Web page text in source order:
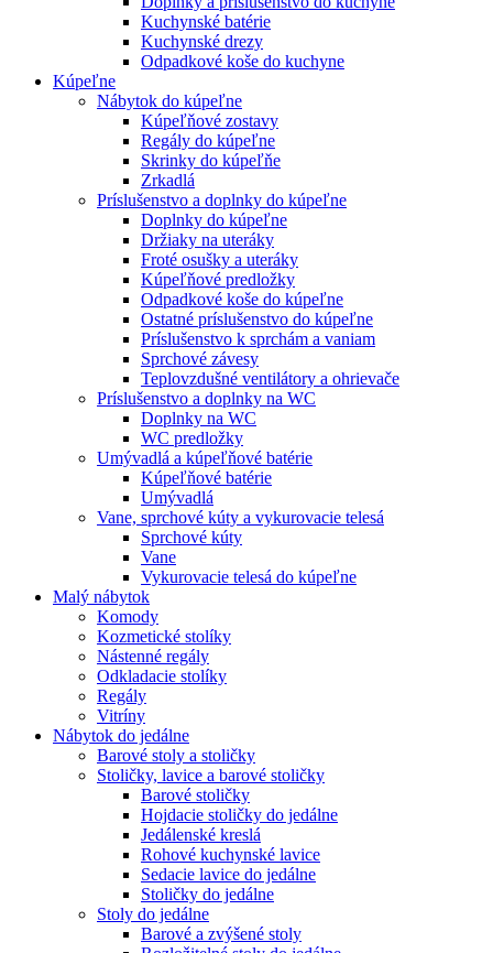
Kuchynské batérie
Kuchynské drezy
Odpadkové koše do kuchyne
Kúpeľne
Nábytok do kúpeľne
Kúpeľňové zostavy
Regály do kúpeľne
Skrinky do kúpeľňe
Zrkadlá
Príslušenstvo a doplnky do kúpeľne
Doplnky do kúpeľne
Držiaky na uteráky
Froté osušky a uteráky
Kúpeľňové predložky
Odpadkové koše do kúpeľne
Ostatné príslušenstvo do kúpeľne
Príslušenstvo k sprchám a vaniam
Sprchové závesy
Teplovzdušné ventilátory a ohrievače
Príslušenstvo a doplnky na WC
Doplnky na WC
WC predložky
Umývadlá a kúpeľňové batérie
Kúpeľňové batérie
Umývadlá
Vane, sprchové kúty a vykurovacie telesá
Sprchové kúty
Vane
Vykurovacie telesá do kúpeľne
Malý nábytok
Komody
Kozmetické stolíky
Nástenné regály
Odkladacie stolíky
Regály
Vitríny
Nábytok do jedálne
Barové stoly a stoličky
Stoličky, lavice a barové stoličky
Barové stoličky
Hojdacie stoličky do jedálne
Jedálenské kreslá
Rohové kuchynské lavice
Sedacie lavice do jedálne
Stoličky do jedálne
Stoly do jedálne
Barové a zvýšené stoly